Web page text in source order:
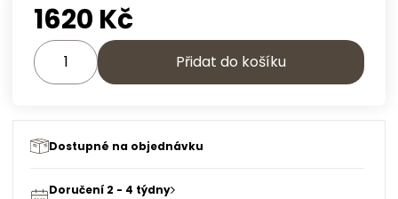
1620 Kč
Přidat do košíku
Dostupné na objednávku
Doručení 2 - 4 týdny